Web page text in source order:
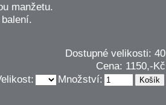
manžetu.
Dostupné velikosti: 40
Cena: 1150,-Kč
Množství: